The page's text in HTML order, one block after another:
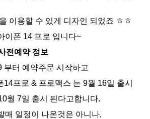
이용할 수 있게 디자인 되었죠 ㅎㅎ
이폰 14 프로 입니다~
전예약 정보
부터 예약주문 시작하고
14프로 & 프로맥스 는 9월 16일 출시
월 7일 출시 된다고합니다.
매 일정이 나온것은 아니나,